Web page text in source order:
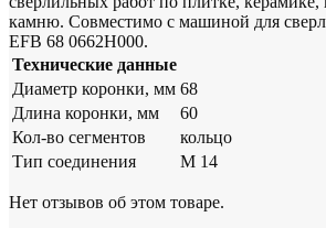
камню. Совместимо с машиной для
EFB 68 0662H000.
Технические данные
Диаметр коронки, мм 68
Длина коронки, мм
60
Кол-во сегментов
кольцо
Тип соединения
M 14
Нет отзывов об этом товаре.